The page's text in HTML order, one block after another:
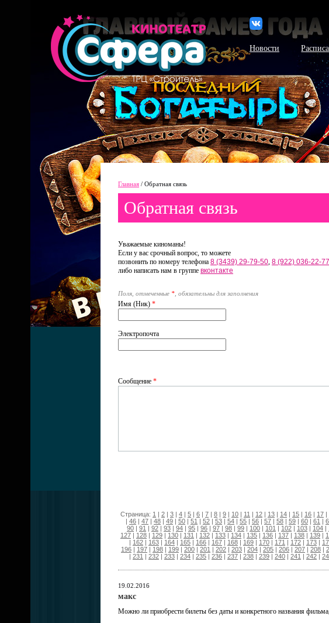
Новости
Главная / Обратная связь
Обратная связь
Уважаемые киноманы!
Если у вас срочный вопрос, то можете
позвонить по номеру телефона 8 (3439) 29-79-50, 8 (922) 036-22-77
либо написать нам в группе вконтакте
Поля, отмеченные * , обязательны для заполнения
Имя (Ник) *
Электропочта
Сообщение *
Страница: 1 | 2 | 3 | 4 | 5 | 6 | 7 | 8 | 9 | 10 | 11 | 12 | 13 | 14 | 15 | 16 | 17 |
| 46 | 47 | 48 | 49 | 50 | 51 | 52 | 53 | 54 | 55 | 56 | 57 | 58 | 59 | 60 | 61 |
90 | 91 | 92 | 93 | 94 | 95 | 96 | 97 | 98 | 99 | 100 | 101 | 102 | 103 | 104 |
127 | 128 | 129 | 130 | 131 | 132 | 133 | 134 | 135 | 136 | 137 | 138 | 139 |
| 162 | 163 | 164 | 165 | 166 | 167 | 168 | 169 | 170 | 171 | 172 | 173 |
196 | 197 | 198 | 199 | 200 | 201 | 202 | 203 | 204 | 205 | 206 | 207 | 208 |
| 231 | 232 | 233 | 234 | 235 | 236 | 237 | 238 | 239 | 240 | 241 | 242 |
19.02.2016
макс
Можно ли приобрести билеты без даты и конкретного названия